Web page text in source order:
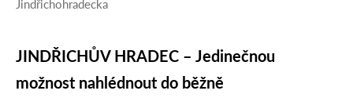
Jindřichohradecka
JINDŘICHŮV HRADEC – Jedinečnou
možnost nahlédnout do běžně